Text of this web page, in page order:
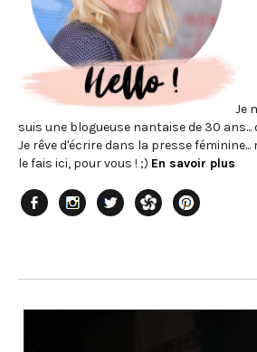
Je
suis une blogueuse nantaise de 30 ans...
Je rêve d'écrire dans la presse
le fais ici, pour vous ! ;) En savoir plus